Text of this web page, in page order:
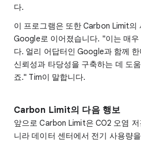
다.
이 프로그램은 또한 Carbon Limit의
Google로 이어졌습니다. "이는 매
다. 얼리 어답터인 Google과 함께
신뢰성과 타당성을 구축하는 데 도
죠." Tim이 말합니다.
Carbon Limit의 다음 행보
앞으로 Carbon Limit은 CO2 오염
니라 데이터 센터에서 전기 사용량